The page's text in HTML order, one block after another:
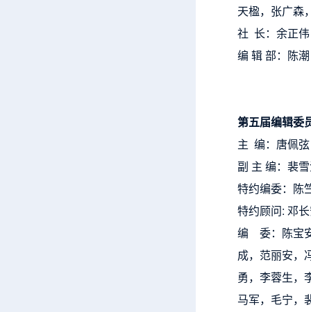
天楹，张广森
社 长：余正伟
编 辑 部：陈
第五届编辑委
主 编：唐佩弦
副 主 编：裴
特约编委：陈
特约顾问: 邓
编 委：陈宝
成，范丽安，
勇，李蓉生，
马军，毛宁，